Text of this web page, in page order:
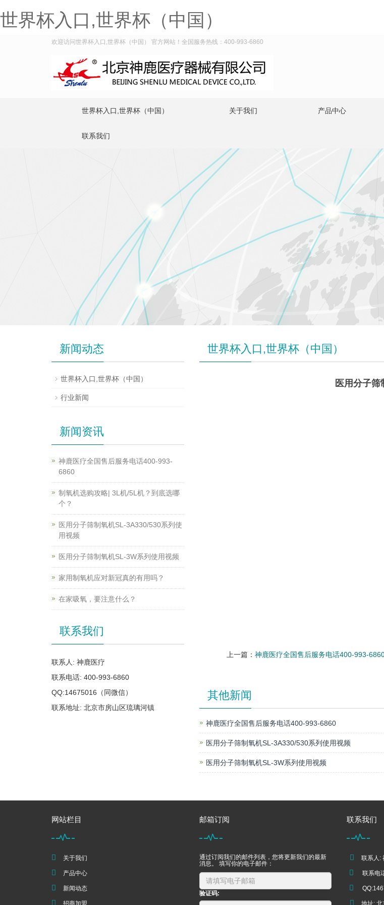
世界杯入口,世界杯（中国）
欢迎访问世界杯入口,世界杯（中国） 官方网站！全国服务热线：400-993-6860
世界杯入口,世界杯（中国） 关于我们 产品中心
联系我们
世界杯入口,世界杯（中国）
医用分子
上一篇：神鹿医疗全国售后服务电话400-993-
其他新闻
神鹿医疗全国售后服务电话400-993-6860
医用分子筛制氧机SL-3A330/530系列使用视频
医用分子筛制氧机SL-3W系列使用视频
新闻动态
世界杯入口,世界杯（中国）
行业新闻
新闻资讯
神鹿医疗全国售后服务电话400-993-
6860
制氧机选购攻略| 3L机/5L机？到底选哪
个？
医用分子筛制氧机SL-3A330/530系列使
用视频
医用分子筛制氧机SL-3W系列使用视频
家用制氧机应对新冠真的有用吗？
在家吸氧，要注意什么？
联系我们
联系人: 神鹿医疗
联系电话: 400-993-6860
QQ:14675016（同微信）
联系地址: 北京市房山区琉璃河镇
网站栏目
关于我们
产品中心
新闻动态
招商加盟
邮箱订阅
通过订阅我们的邮件列表，您将更新我们的最新
消息。 填写你的电子邮件：
验证码:
联系我们
联系人:
联系电
地址: 北